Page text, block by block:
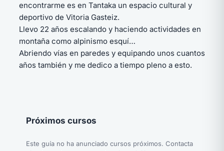
encontrarme es en Tantaka un espacio cultural y
deportivo de Vitoria Gasteiz.
Llevo 22 años escalando y haciendo actividades en
montaña como alpinismo esquí…
Abriendo vías en paredes y equipando unos cuantos
años también y me dedico a tiempo pleno a esto.
Próximos cursos
Este guía no ha anunciado cursos próximos. Contacta